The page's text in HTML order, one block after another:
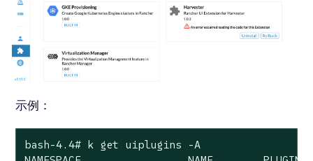
示例：
bash-4.4# k get uiplugins -A